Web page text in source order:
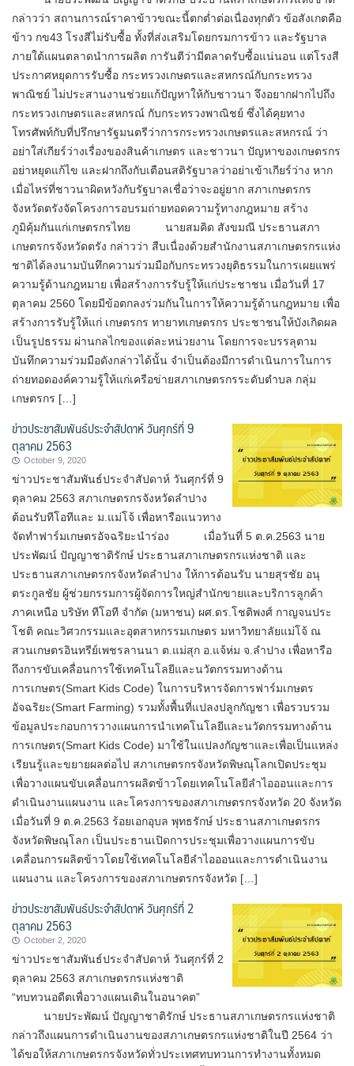
กล่าวว่า สถานการณ์ราคาข้าวขณะนี้ตกต่ำต่อเนื่องทุกตัว ข้อสังเกตคือ
ข้าว กข43 โรงสีไม่รับซื้อ ทั้งที่ส่งเสริมโดยกรมการข้าว และรัฐบาล​
ภายใต้แผนตลาดนำการผลิต การันตี​ว่ามีตลาดรับซื้อแน่นอน แต่โรงสี
ประกาศหยุดการรับซื้อ กระทรวงเกษตรและสหกรณ์กับกระทรวง
พาณิชย์ ไม่ประสานงานช่วยแก้ปัญหาให้กับชาวนา จึงอยากฝากไปถึง
กระทรวงเกษตรและสหกรณ์ กับกระทรวงพาณิชย์ ซึ่งได้คุยทาง
โทรศัพท์​กับที่ปรึกษารัฐมนตรีว่าการกระทรวงเกษตรและสหกรณ์ ว่า
อย่าใส่เกียร์​ว่างเรื่องของสินค้าเกษตร และชาวนา ปัญหาของเกษตรกร
อย่าหยุดแก้ไข และฝากถึงกับเตือนสติรัฐบาลว่าอย่าเข้าเกียร์ว่าง หาก
เมื่อไหร่ที่ชาวนาผิดหวังกับรัฐบาลเชื่อว่าจะอยู่ยาก สภาเกษตรกร
จังหวัดตรังจัดโครงการอบรมถ่ายทอดความรู้ทางกฎหมาย สร้าง
ภูมิคุ้มกันแก่เกษตรกรไทย นายสมคิด สังขมณี ประธานสภา
เกษตรกรจังหวัดตรัง กล่าวว่า สืบเนื่องด้วยสำนักงานสภาเกษตรกรแห่ง
ชาติได้ลงนามบันทึกความร่วมมือกับกระทรวงยุติธรรมในการเผยแพร่
ความรู้ด้านกฎหมาย เพื่อสร้างการรับรู้ให้แก่ประชาชน เมื่อวันที่ 17
ตุลาคม 2560 โดยมีข้อตกลงร่วมกันในการให้ความรู้ด้านกฎหมาย เพื่อ
สร้างการรับรู้ให้แก่ เกษตรกร ทายาทเกษตรกร ประชาชนให้บังเกิดผล
เป็นรูปธรรม ผ่านกลไกของแต่ละหน่วยงาน โดยการจะบรรลุตาม
บันทึกความร่วมมือดังกล่าวได้นั้น จำเป็นต้องมีการดำเนินการในการ
ถ่ายทอดองค์ความรู้ให้แก่เครือข่ายสภาเกษตรกรระดับตำบล กลุ่ม
เกษตรกร […]
ข่าวประชาสัมพันธ์ประจำสัปดาห์ วันศุกร์ที่ 9
ตุลาคม 2563
October 9, 2020
ข่าวประชาสัมพันธ์ประจำสัปดาห์ วันศุกร์ที่ 9
ตุลาคม 2563 สภาเกษตรกรจังหวัดลำปาง
ต้อนรับทีโอทีและ ม.แม่โจ้ เพื่อหารือแนวทาง
จัดทำฟาร์มเกษตรอัจฉริยะนำร่อง เมื่อวันที่ 5 ต.ค.2563 นาย
ประพัฒน์ ปัญญาชาติรักษ์ ประธานสภาเกษตรกรแห่งชาติ และ
ประธานสภาเกษตรกรจังหวัดลำปาง ให้การต้อนรับ นายสุรชัย อนุ
ตระกูลชัย ผู้ช่วยกรรมการผู้จัดการใหญ่สำนักขายและบริการลูกค้า
ภาคเหนือ บริษัท ทีโอที จำกัด (มหาชน) ผศ.ดร.โชติพงศ์ กาญจนประ
โชติ คณะวิศวกรรมและอุตสาหกรรมเกษตร มหาวิทยาลัยแม่โจ้ ณ
สวนเกษตรอินทรีย์เพชรลานนา ต.แม่สุก อ.แจ้ห่ม จ.ลำปาง เพื่อหารือ
ถึงการขับเคลื่อนการใช้เทคโนโลยีและนวัตกรรมทางด้าน
การเกษตร(Smart Kids Code) ในการบริหารจัดการฟาร์มเกษตร
อัจฉริยะ(Smart Farming) รวมทั้งพื้นที่แปลงปลูกกัญชา เพื่อรวบรวม
ข้อมูลประกอบการวางแผนการนำเทคโนโลยีและนวัตกรรมทางด้าน
การเกษตร(Smart Kids Code) มาใช้ในแปลงกัญชาและเพื่อเป็นแหล่ง
เรียนรู้และขยายผลต่อไป สภาเกษตรกรจังหวัดพิษณุโลกเปิดประชุม
เพื่อวางแผนขับเคลื่อนการผลิตข้าวโดยเทคโนโลยีลำไอออนและการ
ดำเนินงานแผนงาน และโครงการของสภาเกษตรกรจังหวัด 20 จังหวัด
เมื่อวันที่ 9 ต.ค.2563 ร้อยเอกอุบล พุทธรักษ์ ประธานสภาเกษตรกร
จังหวัดพิษณุโลก เป็นประธานเปิดการประชุมเพื่อวางแผนการขับ
เคลื่อนการผลิตข้าวโดยใช้เทคโนโลยีลำไอออนและการดำเนินงาน
แผนงาน และโครงการของสภาเกษตรกรจังหวัด […]
ข่าวประชาสัมพันธ์ประจำสัปดาห์ วันศุกร์ที่ 2
ตุลาคม 2563
October 2, 2020
ข่าวประชาสัมพันธ์ประจำสัปดาห์ วันศุกร์ที่ 2
ตุลาคม 2563 สภาเกษตรกรแห่งชาติ
“ทบทวนอดีตเพื่อวางแผนเดินในอนาคต”
นายประพัฒน์ ปัญญาชาติรักษ์ ประธานสภาเกษตรกรแห่งชาติ
กล่าวถึงแผนการดำเนินงานของสภาเกษตรกรแห่งชาติในปี 2564 ว่า
ได้ขอให้สภาเกษตรกรจังหวัดทั่วประเทศทบทวนการทำงานทั้งหมด